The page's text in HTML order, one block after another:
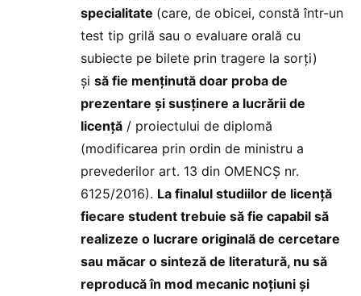
specialitate (care, de obicei, constă într-un
test tip grilă sau o evaluare orală cu
subiecte pe bilete prin tragere la sorţi)
și să fie menținută doar proba de
prezentare și susținere a lucrării de
licență / proiectului de diplomă
(modificarea prin ordin de ministru a
prevederilor art. 13 din OMENCŞ nr.
6125/2016). La finalul studiilor de licență
fiecare student trebuie să fie capabil să
realizeze o lucrare originală de cercetare
sau măcar o sinteză de literatură, nu să
reproducă în mod mecanic noțiuni și